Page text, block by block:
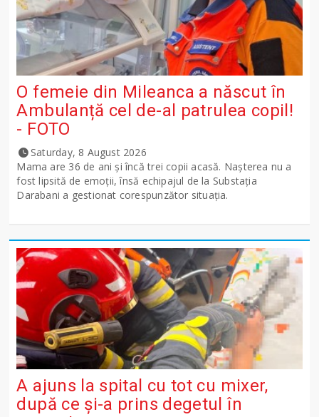
O femeie din Mileanca a născut în
Ambulanță cel de-al patrulea copil!
- FOTO
Saturday, 8 August 2026
Mama are 36 de ani și încă trei copii acasă. Nașterea nu a
fost lipsită de emoții, însă echipajul de la Substația
Darabani a gestionat corespunzător situația.
A ajuns la spital cu tot cu mixer,
după ce și-a prins degetul în